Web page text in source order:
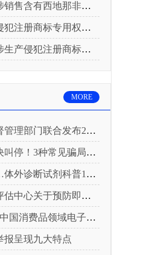
西地那非的保健食品被查
注册商标专用权被查
册商标专用权的产品被查
MORE
发布2026年春节期间消费提示
3种常见骗局“套路”曝光
剂科普10问来了！建议收藏
真空包装肉制品肉毒中毒的风险提示
子电器行业产品质量投诉分析报告》
报呈现九大特点